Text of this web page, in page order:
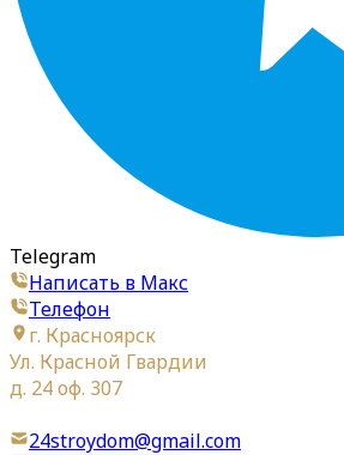
Telegram
Написать в Макс
Телефон
г. Красноярск
Ул. Красной Гвардии
д. 24 оф. 307
24stroydom@gmail.com